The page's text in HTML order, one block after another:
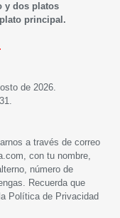
y dos platos
principal.
de 2026.
.
a través de correo
, con tu nombre,
número de
Recuerda que
Política de Privacidad